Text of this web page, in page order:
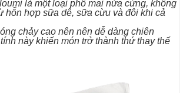
là một loại phô mai nửa cứng, không
hỗn hợp sữa dê, sữa cừu và đôi khi cả
chảy cao nên nên dễ dàng chiên
này khiến món trở thành thứ thay thế